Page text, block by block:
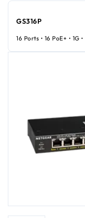
GS316P
16 Ports • 16 PoE+ • 1G